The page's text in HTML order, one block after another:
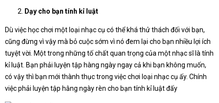
Dạy cho bạn tính kỉ luật
Dù việc học chơi một loại nhạc cụ có thể khá thử thách đối với bạn,
cũng đừng vì vậy mà bỏ cuộc sớm vì nó đem lại cho bạn nhiều lợi ích
tuyệt vời. Một trong những tố chất quan trọng của một nhạc sĩ là tính
kỉ luật. Bạn phải luyện tập hàng ngày ngay cả khi bạn không muốn,
có vậy thì bạn mới thành thục trong việc chơi loại nhạc cụ ấy. Chính
việc phải luyện tập hằng ngày rèn cho bạn tính kỉ luật đấy